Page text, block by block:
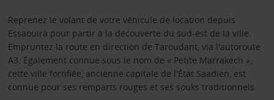
Reprenez le volant de votre véhicule de location depuis
Essaouira pour partir à la découverte du sud-est de la ville.
Empruntez la route en direction de Taroudant, via l'autoroute
A3. Également connue sous le nom de « Petite Marrakech »,
cette ville fortifiée, ancienne capitale de l'État Saadien, est
connue pour ses remparts rouges et ses souks traditionnels.